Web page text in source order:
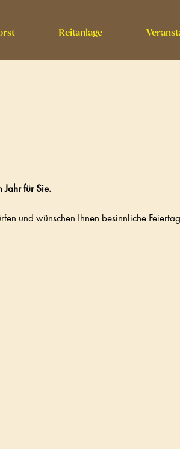
Reitanlage
für Sie.
und wünschen Ihnen besinnliche